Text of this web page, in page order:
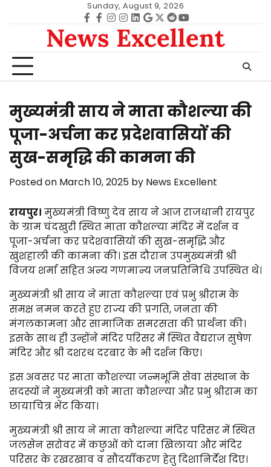
Sunday, August 9, 2026
Facebook
facebook
Instagram
instagram
Linkedin
google
Twitter
redditYoutube
News Excellent
मुख्यमंत्री साय ने माता कौशल्या की
पूजा-अर्चना कर प्रदेशवासियों की
सुख-समृद्धि की कामना की
Posted on March 10, 2025 by News Excellent
रायपुर। मुख्यमंत्री विष्णु देव साय ने आज राजधानी रायपुर
के ग्राम चंदखुरी स्थित माता कौशल्या मंदिर में दर्शन व
पूजा-अर्चना कर प्रदेशवासियों की सुख-समृद्धि और
खुशहाली की कामना की। इस दौरान उपमुख्यमंत्री श्री
विजय शर्मा सहित अन्य गणमान्य जनप्रतिनिधि उपस्थित थे।
मुख्यमंत्री श्री साय ने माता कौशल्या एवं प्रभु श्रीराम के
समक्ष नमन करते हुए राज्य की प्रगति, जनता की
मंगलकामना और सामाजिक समरसता की प्रार्थना की।
इसके साथ ही उन्होंने मंदिर परिसर में स्थित वैद्यराज सुषेण
मंदिर और श्री दशरथ दरबार के भी दर्शन किए।
इस अवसर पर माता कौशल्या जन्मभूमि सेवा संस्थान के
सदस्यों ने मुख्यमंत्री को माता कौशल्या और प्रभु श्रीराम का
छायाचित्र भेंट किया।
मुख्यमंत्री श्री साय ने माता कौशल्या मंदिर परिसर में स्थित
जलसेन सरोवर में कछुओं को दाना खिलाया और मंदिर
परिसर के रखरखाव व सौंदर्यीकरण हेतु दिशानिर्देश दिए।